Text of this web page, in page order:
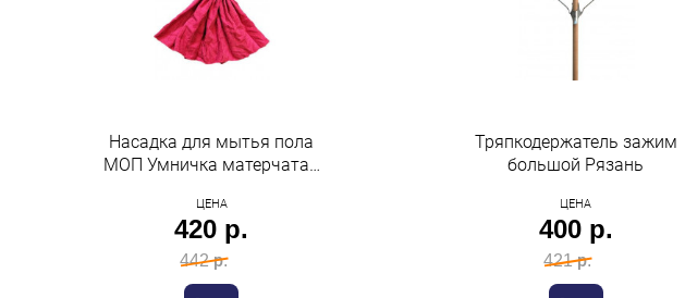
Насадка для мытья пола
МОП Умничка матерчатая
С
ЦЕНА
420 р.
442 р.
Тряпкодержатель зажим
большой Рязань
ЦЕНА
400 р.
421 р.